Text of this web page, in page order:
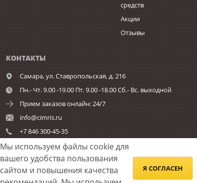
Мы используем файлы cookie для
вашего удобства пользования
сайтом и повышения качества
Я СОГЛАСЕН
средств
Акции
Отзывы
КОНТАКТЫ
Самара,ул. Ставропольская, д. 216
Пн.- Чт. 9.00 -19.00 Пт. 9.00 -18.00 Сб.- Вс. выходной
Прием заказов онлайн: 24/7
info@cimris.ru
+7 846 300-45-35
ОБРАТНАЯ СВЯЗЬ